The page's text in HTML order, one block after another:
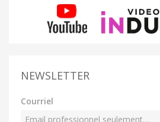
NEWSLETTER
Courriel